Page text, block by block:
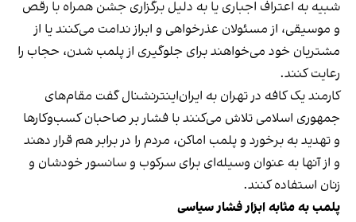
شبیه به اعتراف اجباری یا به دلیل برگزاری جشن همراه با رقص
و موسیقی، از مسئولان عذرخواهی و ابراز ندامت می‌کنند یا از
مشتریان خود می‌خواهند برای جلوگیری از پلمب شدن، حجاب را
رعایت کنند.
کارمند یک کافه در تهران به ایران‌اینترنشنال گفت مقام‌های
جمهوری اسلامی تلاش می‌کنند با فشار بر صاحبان کسب‌وکارها
و تهدید به برخورد و پلمب اماکن، مردم را در برابر هم قرار دهند
و از آنها به عنوان وسیله‌ای برای سرکوب و سانسور خودشان و
زنان استفاده کنند.
پلمب به مثابه ابزار فشار سیاسی